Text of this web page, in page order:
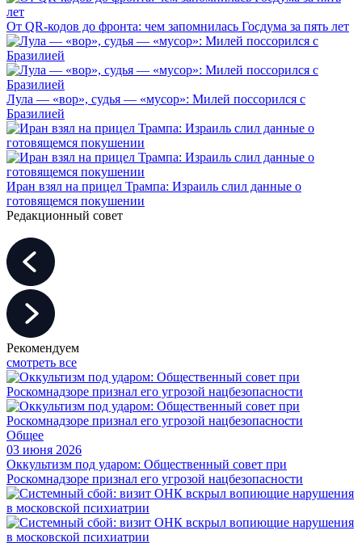
От QR-кодов до фронта: чем запомнилась Госдума за пять лет
Лула — «вор», судья — «мусор»: Милей поссорился с
Бразилией
Иран взял на прицел Трампа: Израиль слил данные о
готовящемся покушении
Редакционный совет
Рекомендуем
смотреть все
Общее
03 июня 2026
Оккультизм под ударом: Общественный совет при
Роскомнадзоре признал его угрозой нацбезопасности